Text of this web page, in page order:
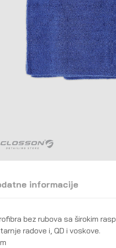
informacije
bez rubova sa širokim
radove i, QD i voskove.